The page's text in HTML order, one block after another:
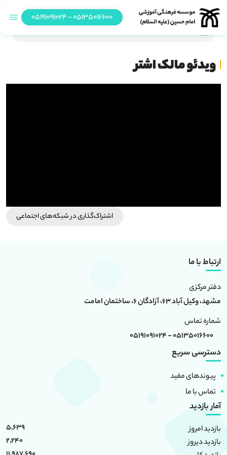
05135016600 - 05191091024
ویدئو مالک اشتر
اشتراک‌گذاری در شبکه‎‌های اجتماعی
ارتباط با ما
دفتر مرکزی
مشهد، وکیل آباد 63، آزادگان 6، ساختمان امامت
شماره تماس
05135016600 - 05191091024
دسترسی سریع
پیوندهای مفید
تماس با ما
آمار بازدید
بازدید امروز
5,639
بازدید دیروز
2,240